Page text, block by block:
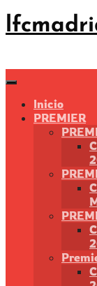
Saltar
al
Inicio
PREMIER